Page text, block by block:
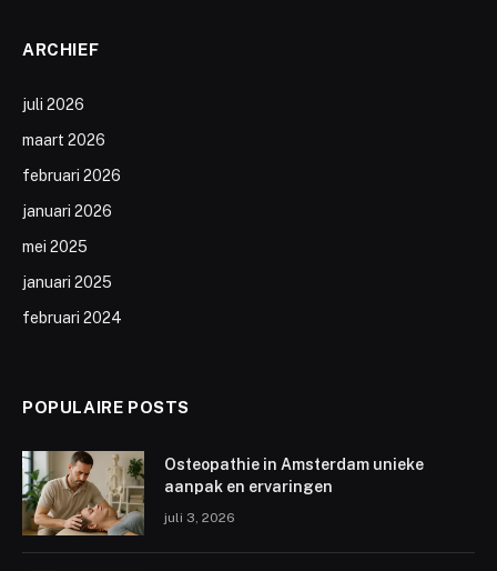
ARCHIEF
juli 2026
maart 2026
februari 2026
januari 2026
mei 2025
januari 2025
februari 2024
POPULAIRE POSTS
Osteopathie in Amsterdam unieke
aanpak en ervaringen
juli 3, 2026